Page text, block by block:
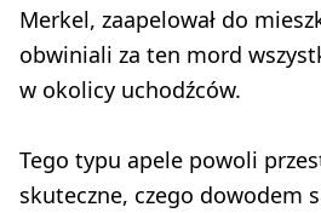
Merkel, zaapelował do
obwiniali za ten mord
w okolicy uchodźców.
Tego typu apele powoli
skuteczne, czego dowodem